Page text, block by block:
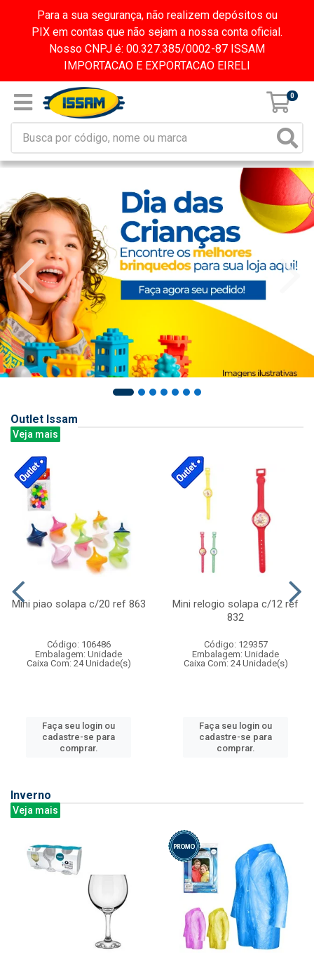
Para a sua segurança, não realizem depósitos ou
PIX em contas que não sejam a nossa conta oficial.
Nosso CNPJ é: 00.327.385/0002-87 ISSAM
IMPORTACAO E EXPORTACAO EIRELI
0
Outlet Issam
Veja mais
Mini piao solapa c/20 ref 863
Código: 106486
Embalagem: Unidade
Caixa Com: 24 Unidade(s)
Faça seu login ou
cadastre-se para
comprar.
Mini relogio solapa c/12 ref
832
Código: 129357
Embalagem: Unidade
Caixa Com: 24 Unidade(s)
Faça seu login ou
cadastre-se para
comprar.
Inverno
Veja mais